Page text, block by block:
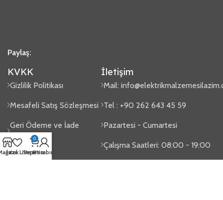
Paylaş:
KVKK
Gizlilik Politikası
Mesafeli Satış Sözleşmesi
Geri Ödeme ve İade
Politikası
Sipariş Takip
İletişim
Mail:
Tel : +90 262 643 45 59
Pazartesi - Cumartesi
Çalışma Saatleri: 08:00 - 19:00
İstek Listesi
0
Sepetim
Hesabım